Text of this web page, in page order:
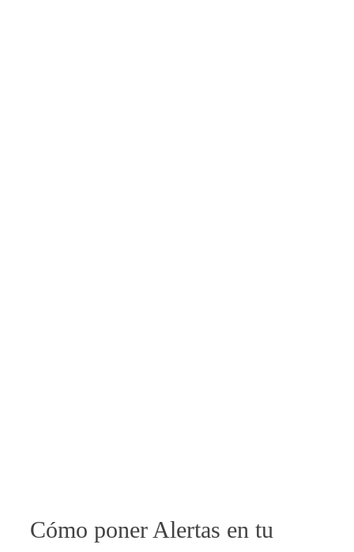
Cómo poner Alertas en tu